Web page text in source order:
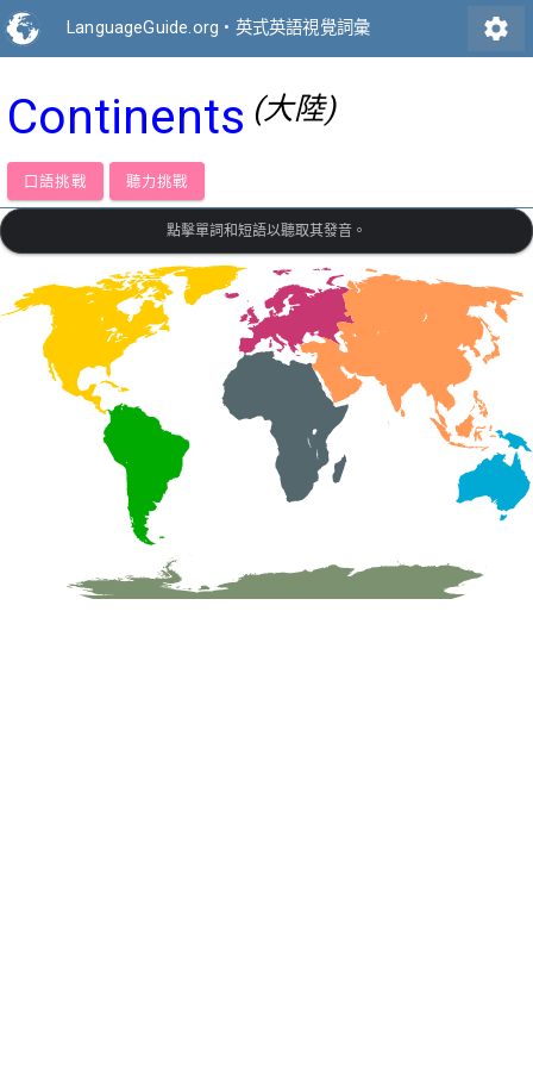
LanguageGuide.org • 英式英語視覺詞彙 settings
Continents (大陸)
口語挑戰 聽力挑戰
點擊單詞和短語以聽取其發音。